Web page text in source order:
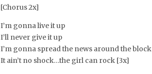
[Chorus 2x]
I’m gonna live it up
I’ll never give it up
I’m gonna spread the news around the block
It ain’t no shock…the girl can rock [3x]